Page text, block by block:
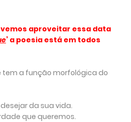
aproveitar essa data
’ a poesia está em todos
tem a função morfológica do
da sua vida.
que queremos.